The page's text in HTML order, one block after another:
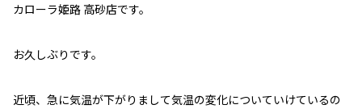
カローラ姫路 高砂店です。
お久しぶりです。
近頃、急に気温が下がりまして気温の変化についていけているの